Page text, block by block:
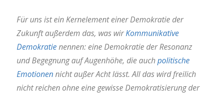
Für uns ist ein Kernelement einer Demokratie der
Zukunft außerdem das, was wirKommunikative
Demokratienennen: eine Demokratie der Resonanz
und Begegnung auf Augenhöhe, die auchpolitische
Emotionennicht außer Acht lässt. All das wird freilich
nicht reichen ohne eine gewisse Demokratisierung der